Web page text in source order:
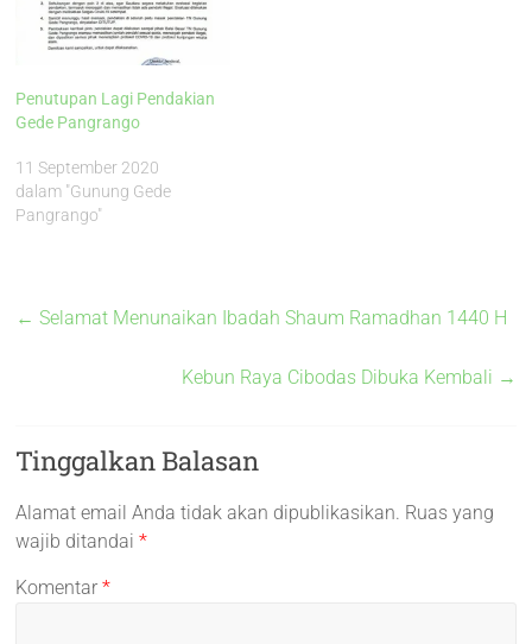
Penutupan Lagi Pendakian
Gede Pangrango
11 September 2020
dalam "Gunung Gede
Pangrango"
← Selamat Menunaikan Ibadah Shaum Ramadhan 1440 H
Kebun Raya Cibodas Dibuka Kembali →
Tinggalkan Balasan
Alamat email Anda tidak akan dipublikasikan. Ruas yang
wajib ditandai*
Komentar*